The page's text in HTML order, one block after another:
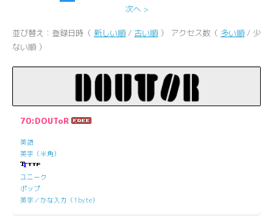
次へ >
並び替え：登録日時（ 新しい順 / 古い順 ） アクセス数（ 多い順 / 少
ない順 ）
70:DOUToR
英語
英字（半角）
ユニーク
ポップ
英字／かな入力（1byte）